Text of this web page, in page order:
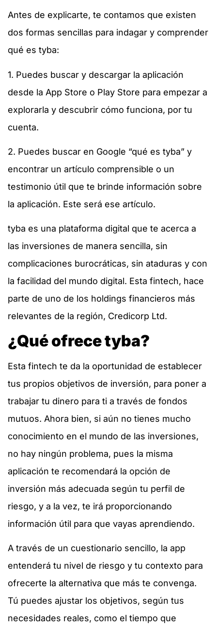
Antes de explicarte, te contamos que existen
dos formas sencillas para indagar y comprender
qué es tyba:
1. Puedes buscar y descargar la aplicación
desde la App Store o Play Store para empezar a
explorarla y descubrir cómo funciona, por tu
cuenta.
2. Puedes buscar en Google “qué es tyba” y
encontrar un artículo comprensible o un
testimonio útil que te brinde información sobre
la aplicación. Este será ese artículo.
tyba es una plataforma digital que te acerca a
las inversiones de manera sencilla, sin
complicaciones burocráticas, sin ataduras y con
la facilidad del mundo digital. Esta fintech, hace
parte de uno de los holdings financieros más
relevantes de la región, Credicorp Ltd.
¿Qué ofrece tyba?
Esta fintech te da la oportunidad de establecer
tus propios objetivos de inversión, para poner a
trabajar tu dinero para ti a través de fondos
mutuos. Ahora bien, si aún no tienes mucho
conocimiento en el mundo de las inversiones,
no hay ningún problema, pues la misma
aplicación te recomendará la opción de
inversión más adecuada según tu perfil de
riesgo, y a la vez, te irá proporcionando
información útil para que vayas aprendiendo.
A través de un cuestionario sencillo, la app
entenderá tu nivel de riesgo y tu contexto para
ofrecerte la alternativa que más te convenga.
Tú puedes ajustar los objetivos, según tus
necesidades reales, como el tiempo que